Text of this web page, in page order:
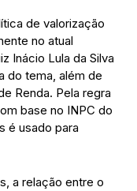
de valorização
no atual
Inácio Lula da Silva
do tema, além de
Renda. Pela regra
base no INPC do
é usado para
a relação entre o